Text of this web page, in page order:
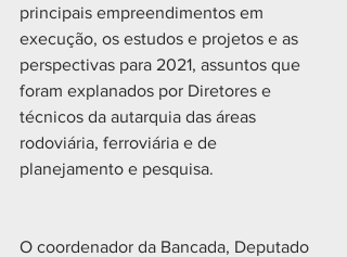
principais empreendimentos em
execução, os estudos e projetos e as
perspectivas para 2021, assuntos que
foram explanados por Diretores e
técnicos da autarquia das áreas
rodoviária, ferroviária e de
planejamento e pesquisa.
O coordenador da Bancada, Deputado